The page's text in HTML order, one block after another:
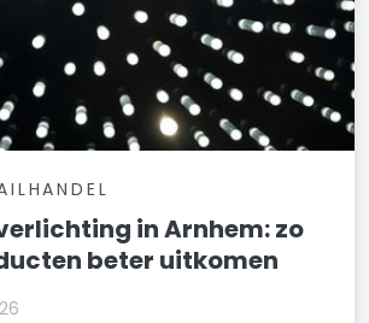
in Arnhem: zo
beter uitkomen